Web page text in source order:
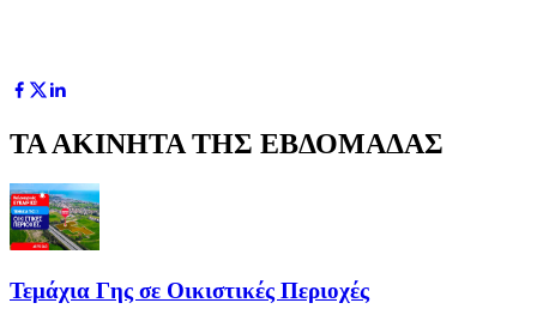
ΤΑ ΑΚΙΝΗΤΑ ΤΗΣ ΕΒΔΟΜΑΔΑΣ
Τεμάχια Γης σε Οικιστικές Περιοχές